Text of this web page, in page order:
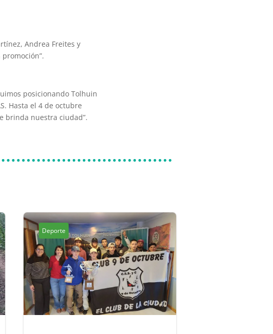
Andrea Freites y
posicionando Tolhuin
Hasta el 4 de octubre
brinda nuestra ciudad”.
Deporte